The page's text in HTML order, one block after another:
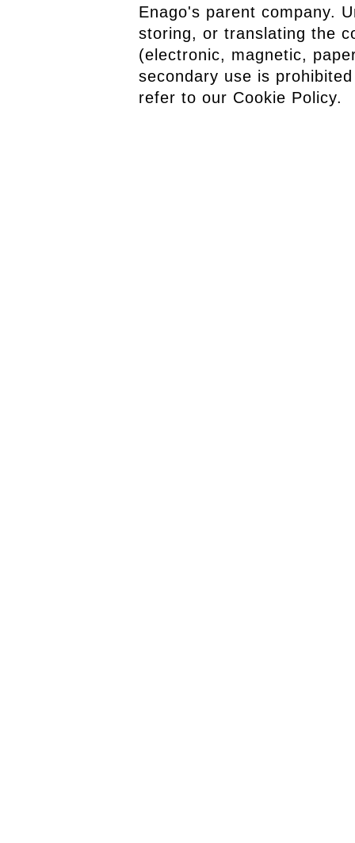
Enago's parent company.
storing, or translating the
(electronic, magnetic,
secondary use is
refer to our Cookie Policy.